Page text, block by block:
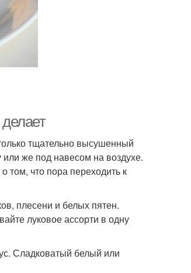
тщательно высушенный
или же под навесом на воздухе.
том, что пора переходить к
плесени и белых пятен.
луковое ассорти в одну
Сладковатый белый или